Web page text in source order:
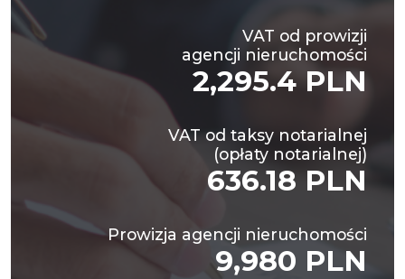
VAT od prowizji
agencji nieruchomości
2,295.4 PLN
VAT od taksy notarialnej
(opłaty notarialnej)
636.18 PLN
Prowizja agencji nieruchomości
9,980 PLN